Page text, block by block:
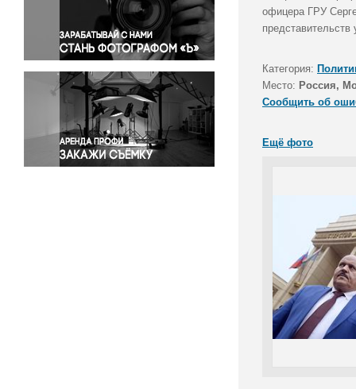
Правосудие
Происшествия и конфликты
Религия
Светская жизнь
Спорт
Экология
Экономика и бизнес
офицера ГРУ
Категория:
Место: Россия,
Сообщить об
Ещё фото